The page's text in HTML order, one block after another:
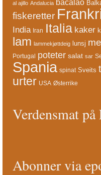
al ajillo Andalucia bacalao
fiskeretter
India Iran Italia kaker
lam lammekjøttdeig lunsj
Portugal poteter salat sar
Spania spinat Sveits
urter USA Østerrike
Verdensmat på
Abonner via